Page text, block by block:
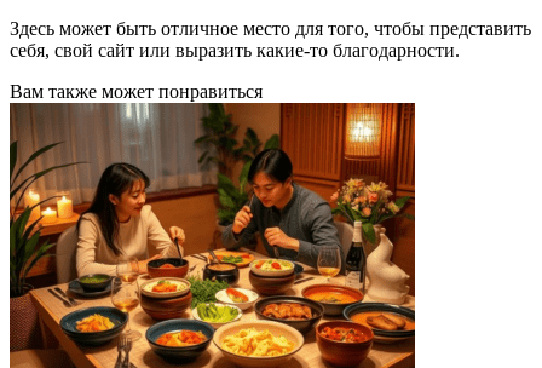
Здесь может быть отличное место для того, чтобы представить
себя, свой сайт или выразить какие-то благодарности.
Вам также может понравиться